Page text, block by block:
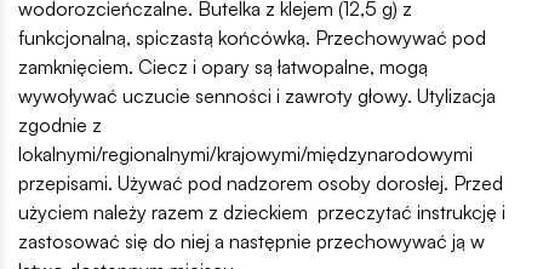
wodorozcieńczalne. Butelka z klejem (12,5 g) z
funkcjonalną, spiczastą końcówką. Przechowywać pod
zamknięciem. Ciecz i opary są łatwopalne, mogą
wywoływać uczucie senności i zawroty głowy. Utylizacja
zgodnie z
lokalnymi/regionalnymi/krajowymi/międzynarodowymi
przepisami. Używać pod nadzorem osoby dorosłej. Przed
użyciem należy razem z dzieckiem przeczytać instrukcję i
zastosować się do niej a następnie przechowywać ją w